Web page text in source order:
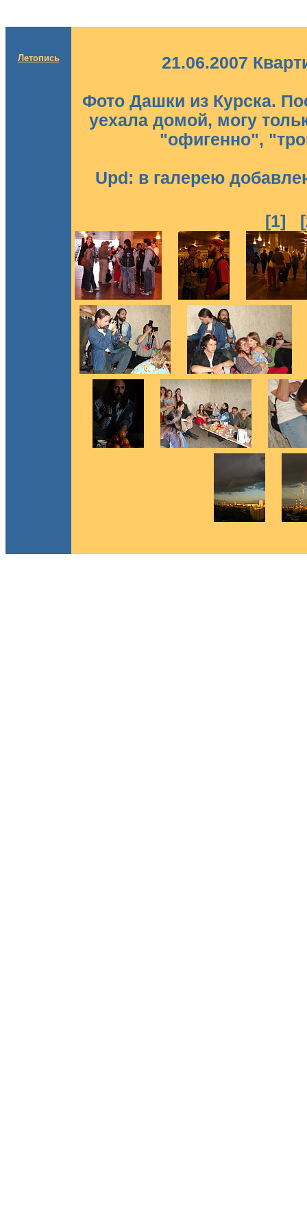
Летопись 21.06.2007
Фото Дашки из Курска.
уехала домой, могу
"офигенно",
Upd: в галерею
[1]